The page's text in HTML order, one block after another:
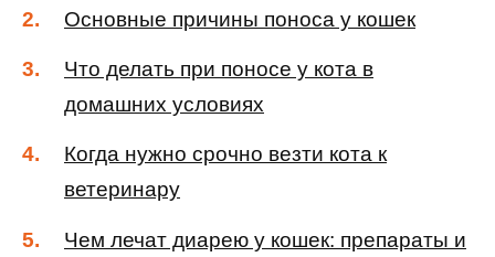
Основные причины поноса у кошек
Что делать при поносе у кота в
домашних условиях
Когда нужно срочно везти кота к
ветеринару
Чем лечат диарею у кошек: препараты и